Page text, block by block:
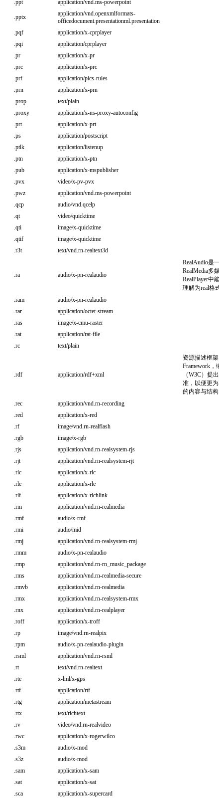
.ppt application/vnd.ms-powerpoint
.pptx
application/vnd.openxmlformats-
officedocument.presentationml.presentation
.pqf
application/x-cprplayer
.pqi
application/cprplayer
.pr
application/x-pr
.prc
application/x-prc
.prf
application/pics-rules
.prn
application/x-prn
.prop
text/plain
.proxy
application/x-ns-proxy-autoconfig
.prt
application/x-prt
.ps
application/postscript
.ptlk
application/listenup
.ptn
application/x-ptn
.pub
application/x-mspublisher
.pvx
video/x-pv-pvx
.pwz
application/vnd.ms-powerpoint
.qcp
audio/vnd.qcelp
.qt
video/quicktime
.qti
image/x-quicktime
.qtif
image/x-quicktime
.r3t
text/vnd.rn-realtext3d
.ra audio/x-pn-realaudio
RealAudio是一
RealMedia多
RealPlayer中
理解为real格
.ram
audio/x-pn-realaudio
.rar
application/octet-stream
.ras
image/x-cmu-raster
.rat
application/rat-file
.rc
text/plain
.rdf application/rdf+xml
资源描述框架
Framework，
（W3C）提
准，以便更为
的内容与结构
.rec
application/vnd.rn-recording
.red
application/x-red
.rf
image/vnd.rn-realflash
.rgb
image/x-rgb
.rjs
application/vnd.rn-realsystem-rjs
.rjt
application/vnd.rn-realsystem-rjt
.rlc
application/x-rlc
.rle
application/x-rle
.rlf
application/x-richlink
.rm
application/vnd.rn-realmedia
.rmf
audio/x-rmf
.rmi
audio/mid
.rmj
application/vnd.rn-realsystem-rmj
.rmm
audio/x-pn-realaudio
.rmp
application/vnd.rn-rn_music_package
.rms
application/vnd.rn-realmedia-secure
.rmvb
application/vnd.rn-realmedia
.rmx
application/vnd.rn-realsystem-rmx
.rnx
application/vnd.rn-realplayer
.roff
application/x-troff
.rp
image/vnd.rn-realpix
.rpm
audio/x-pn-realaudio-plugin
.rsml
application/vnd.rn-rsml
.rt
text/vnd.rn-realtext
.rte
x-lml/x-gps
.rtf
application/rtf
.rtg
application/metastream
.rtx
text/richtext
.rv
video/vnd.rn-realvideo
.rwc
application/x-rogerwilco
.s3m
audio/x-mod
.s3z
audio/x-mod
.sam
application/x-sam
.sat
application/x-sat
.sca
application/x-supercard